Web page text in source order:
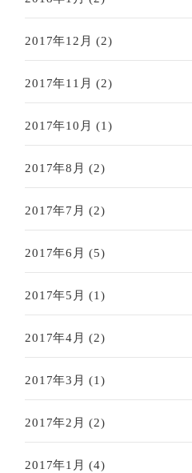
2017年12月 (2)
2017年11月 (2)
2017年10月 (1)
2017年8月 (2)
2017年7月 (2)
2017年6月 (5)
2017年5月 (1)
2017年4月 (2)
2017年3月 (1)
2017年2月 (2)
2017年1月 (4)